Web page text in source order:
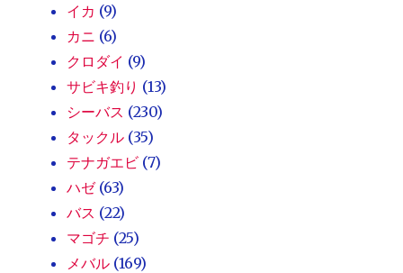
イカ (9)
カニ (6)
クロダイ (9)
サビキ釣り (13)
シーバス (230)
タックル (35)
テナガエビ (7)
ハゼ(63)
バス (22)
マゴチ (25)
メバル (169)